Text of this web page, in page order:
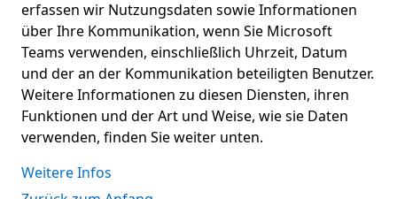
erfassen wir Nutzungsdaten sowie Informationen
über Ihre Kommunikation, wenn Sie Microsoft
Teams verwenden, einschließlich Uhrzeit, Datum
und der an der Kommunikation beteiligten Benutzer.
Weitere Informationen zu diesen Diensten, ihren
Funktionen und der Art und Weise, wie sie Daten
verwenden, finden Sie weiter unten.
Weitere Infos